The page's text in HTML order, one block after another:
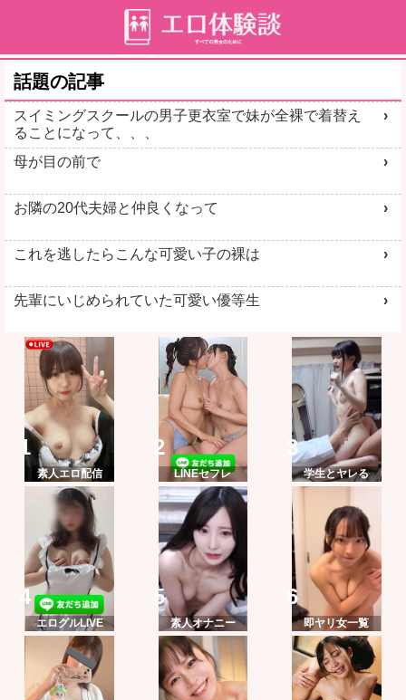
話題の記事
スイミングスクールの男子更衣室で妹が全裸で着替え
ることになって、、、
母が目の前で
お隣の20代夫婦と仲良くなって
これを逃したらこんな可愛い子の裸は
先輩にいじめられていた可愛い優等生
素人エロ配信 LINEセフレ 学生とヤレる
エログルLIVE 素人オナニー 即ヤリ女一覧